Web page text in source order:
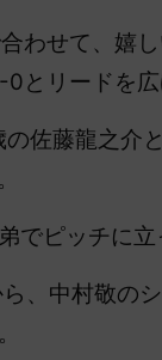
わせて、嬉
リードを広
佐藤龍之介
ピッチに立
、中村敬の